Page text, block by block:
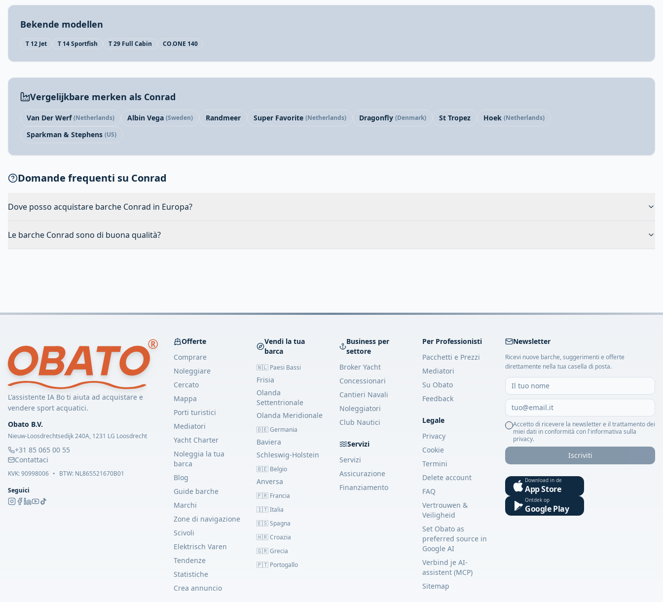
Bekende modellen
T 12 Jet T 14 Sportfish T 29 Full Cabin CO.ONE 140
Vergelijkbare merken als Conrad
Van Der Werf (Netherlands) Albin Vega (Sweden) Randmeer Super Favorite (Netherlands) Dragonfly (Denmark) St Tropez Hoek (Netherlands)
Sparkman & Stephens (US)
Domande frequenti su Conrad
Dove posso acquistare barche Conrad in Europa?
Le barche Conrad sono di buona qualità?
L'assistente IA Bo ti aiuta ad acquistare e
vendere sport acquatici.
Obato B.V.
Nieuw-Loosdrechtsedijk 240A, 1231 LG Loosdrecht
+31 85 065 00 55
Contattaci
KVK:90998006 • BTW: NL865521670B01
Seguici
Offerte
Comprare
Noleggiare
Cercato
Mappa
Porti turistici
Mediatori
Yacht Charter
Noleggia la tua
barca
Blog
Guide barche
Marchi
Zone di navigazione
Scivoli
Elektrisch Varen
Tendenze
Statistiche
Crea annuncio
Vendi la tua
barca
🇳🇱 Paesi Bassi
Frisia
Olanda
Settentrionale
Olanda Meridionale
🇩🇪 Germania
Baviera
Schleswig-Holstein
🇧🇪 Belgio
Anversa
🇫🇷 Francia
🇮🇹 Italia
🇪🇸 Spagna
🇭🇷 Croazia
🇬🇷 Grecia
🇵🇹 Portogallo
Business per
settore
Broker Yacht
Concessionari
Cantieri Navali
Noleggiatori
Club Nautici
Servizi
Servizi
Assicurazione
Finanziamento
Per Professionisti
Pacchetti e Prezzi
Mediatori
Su Obato
Feedback
Legale
Privacy
Cookie
Termini
Delete account
FAQ
Vertrouwen &
Veiligheid
Set Obato as
preferred source in
Google AI
Verbind je AI-
assistent (MCP)
Sitemap
Newsletter
Ricevi nuove barche, suggerimenti e offerte
direttamente nella tua casella di posta.
Accetto di ricevere la newsletter e il trattamento dei
miei dati in conformità con l'informativa sulla
privacy.
Iscriviti
Download in de
App Store
Ontdek op
Google Play